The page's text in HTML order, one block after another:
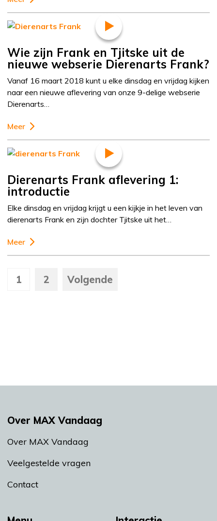
Wie zijn Frank en Tjitske uit de
nieuwe webserie Dierenarts Frank?
Vanaf 16 maart 2018 kunt u elke dinsdag en vrijdag kijken
naar een nieuwe aflevering van onze 9-delige webserie
Dierenarts…
Meer
Dierenarts Frank aflevering 1:
introductie
Elke dinsdag en vrijdag krijgt u een kijkje in het leven van
dierenarts Frank en zijn dochter Tjitske uit het…
Meer
1 2 Volgende
Over MAX Vandaag
Over MAX Vandaag
Veelgestelde vragen
Contact